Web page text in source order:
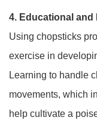
4. Educational
Using chopsticks
exercise in
Learning to handle
movements, which
help cultivate a